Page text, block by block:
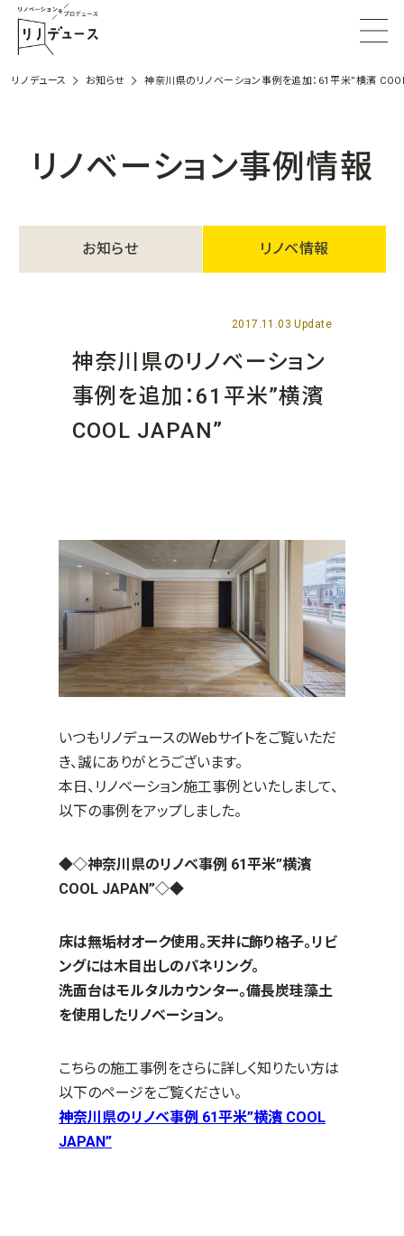
リノデュース お知らせ 神奈川県のリノベーション事例を追加：61平米”横濱
リノベーション事例情報
お知らせ リノベ情報
2017.11.03 Update
神奈川県のリノベーション
事例を追加：61平米”横濱
COOL JAPAN”
いつもリノデュースのWebサイトをご覧いただ
き、誠にありがとうございます。
本日、リノベーション施工事例といたしまして、
以下の事例をアップしました。
◆◇神奈川県のリノベ事例 61平米”横濱
COOL JAPAN”◇◆
床は無垢材オーク使用。天井に飾り格子。リビ
ングには木目出しのパネリング。
洗面台はモルタルカウンター。備長炭珪藻土
を使用したリノベーション。
こちらの施工事例をさらに詳しく知りたい方は
以下のページをご覧ください。
神奈川県のリノベ事例 61平米”横濱 COOL
JAPAN”